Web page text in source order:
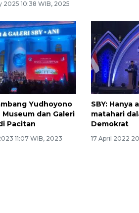
2025 10:38 WIB, 2025
Yudhoyono
Museum dan Galeri
Pacitan
11:07 WIB, 2023
SBY: Hanya
matahari
Demokrat
17 April 2022